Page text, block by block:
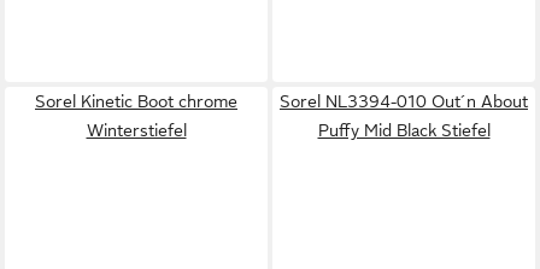
Sorel Kinetic Boot chrome
Winterstiefel
Sorel NL3394-010 Out´n About
Puffy Mid Black Stiefel